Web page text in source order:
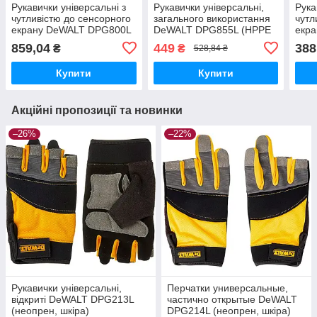
Рукавички універсальні з
чутливістю до сенсорного
екрану DeWALT DPG800L
859,04 ₴
Купити
Рукавички універсальні,
загального використання
DeWALT DPG855L (HPPE
449₴ 528,84 ₴
Купити
Акційні пропозиції та новинки
–26%
Рукавички універсальні,
відкриті DeWALT DPG213L
(неопрен, шкіра)
–22%
Перчатки универсальные,
частично открытые DeWALT
DPG214L (неопрен, шкіра)